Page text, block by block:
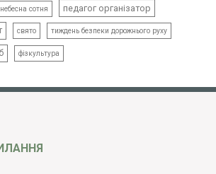
небесна сотня педагог організатор
свято тиждень безпеки дорожнього руху
фізкультура